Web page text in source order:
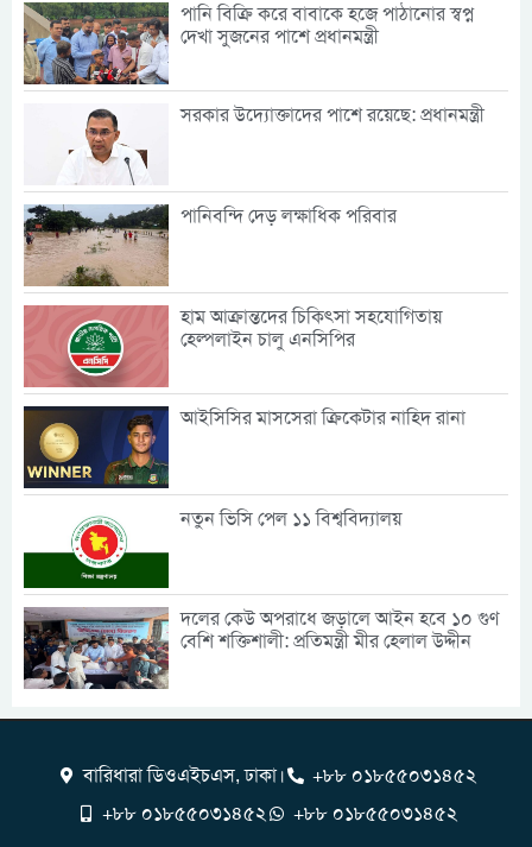
পানি বিক্রি করে বাবাকে হজে পাঠানোর স্বপ্ন
দেখা সুজনের পাশে প্রধানমন্ত্রী
সরকার উদ্যোক্তাদের পাশে রয়েছে: প্রধানমন্ত্রী
পানিবন্দি দেড় লক্ষাধিক পরিবার
হাম আক্রান্তদের চিকিৎসা সহযোগিতায়
হেল্পলাইন চালু এনসিপির
আইসিসির মাসসেরা ক্রিকেটার নাহিদ রানা
নতুন ভিসি পেল ১১ বিশ্ববিদ্যালয়
দলের কেউ অপরাধে জড়ালে আইন হবে ১০ গুণ
বেশি শক্তিশালী: প্রতিমন্ত্রী মীর হেলাল উদ্দীন
বারিধারা ডিওএইচএস, ঢাকা।
+৮৮ ০১৮৫৫০৩১৪৫২
+৮৮ ০১৮৫৫০৩১৪৫২
+৮৮ ০১৮৫৫০৩১৪৫২